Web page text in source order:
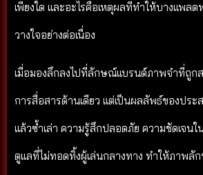
เพียงใด และอะไรคือเหตุผลที่ทำให้บางแพลต
วางใจอย่างต่อเนื่อง
เมื่อมองลึกลงไปที่ลักษณ์แบรนด์ภาพจำที่ถูกส
การสื่อสารด้านเดียว แต่เป็นผลลัพธ์ของปร
แล้วซ้ำเล่า ความรู้สึกปลอดภัย ความชัดเจนใ
ดูแลที่ไม่ทอดทิ้งผู้เล่นกลางทาง ทำให้ภาพลั